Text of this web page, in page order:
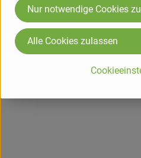
werden und die einfach
Mühlenbetrieb außerdem auf
ganzen Familie schmecken,
eigene Glutenfrei-Mühle,
ein eigenes Glutenfrei-Labor bei.
Nur notwendige Cookies
Alle Cookies zulassen